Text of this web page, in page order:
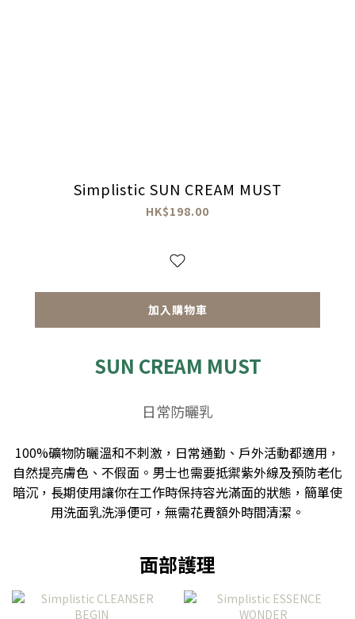
Simplistic SUN CREAM MUST
HK$198.00
加入購物車
SUN CREAM MUST
日常防曬乳
100%礦物防曬溫和不刺激，日常通勤、戶外活動都適用，
自然提亮膚色、不假面。男士也需要抵禦紫外線及預防老化
暗沉，長期使用讓你在工作時保持容光滿面的狀態，簡單使
用洗面乳洗淨便可，無需花費額外時間清潔。
面部護理